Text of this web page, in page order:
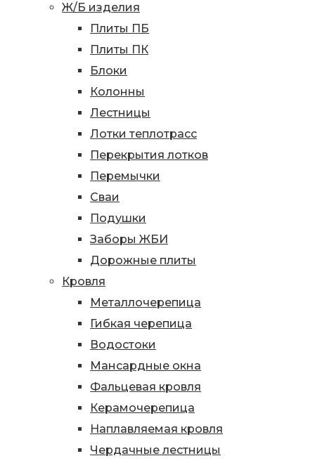
Ж/Б изделия
Плиты ПБ
Плиты ПК
Блоки
Колонны
Лестницы
Лотки теплотрасс
Перекрытия лотков
Перемычки
Сваи
Подушки
Заборы ЖБИ
Дорожные плиты
Кровля
Металлочерепица
Гибкая черепица
Водостоки
Мансардные окна
Фальцевая кровля
Керамочерепица
Наплавляемая кровля
Чердачные лестницы